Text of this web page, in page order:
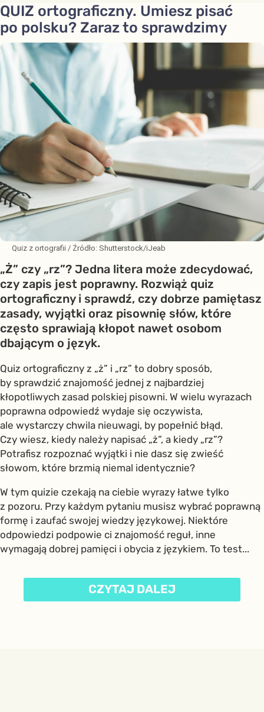
QUIZ ortograficzny. Umiesz pisać
po polsku? Zaraz to sprawdzimy
Quiz z ortografii / Źródło: Shutterstock/iJeab
„Ż” czy „rz”? Jedna litera może zdecydować,
czy zapis jest poprawny. Rozwiąż quiz
ortograficzny i sprawdź, czy dobrze pamiętasz
zasady, wyjątki oraz pisownię słów, które
często sprawiają kłopot nawet osobom
dbającym o język.
Quiz ortograficzny z „ż” i „rz” to dobry sposób,
by sprawdzić znajomość jednej z najbardziej
kłopotliwych zasad polskiej pisowni. W wielu wyrazach
poprawna odpowiedź wydaje się oczywista,
ale wystarczy chwila nieuwagi, by popełnić błąd.
Czy wiesz, kiedy należy napisać „ż”, a kiedy „rz”?
Potrafisz rozpoznać wyjątki i nie dasz się zwieść
słowom, które brzmią niemal identycznie?
W tym quizie czekają na ciebie wyrazy łatwe tylko
z pozoru. Przy każdym pytaniu musisz wybrać poprawną
formę i zaufać swojej wiedzy językowej. Niektóre
odpowiedzi podpowie ci znajomość reguł, inne
wymagają dobrej pamięci i obycia z językiem. To test...
CZYTAJ DALEJ